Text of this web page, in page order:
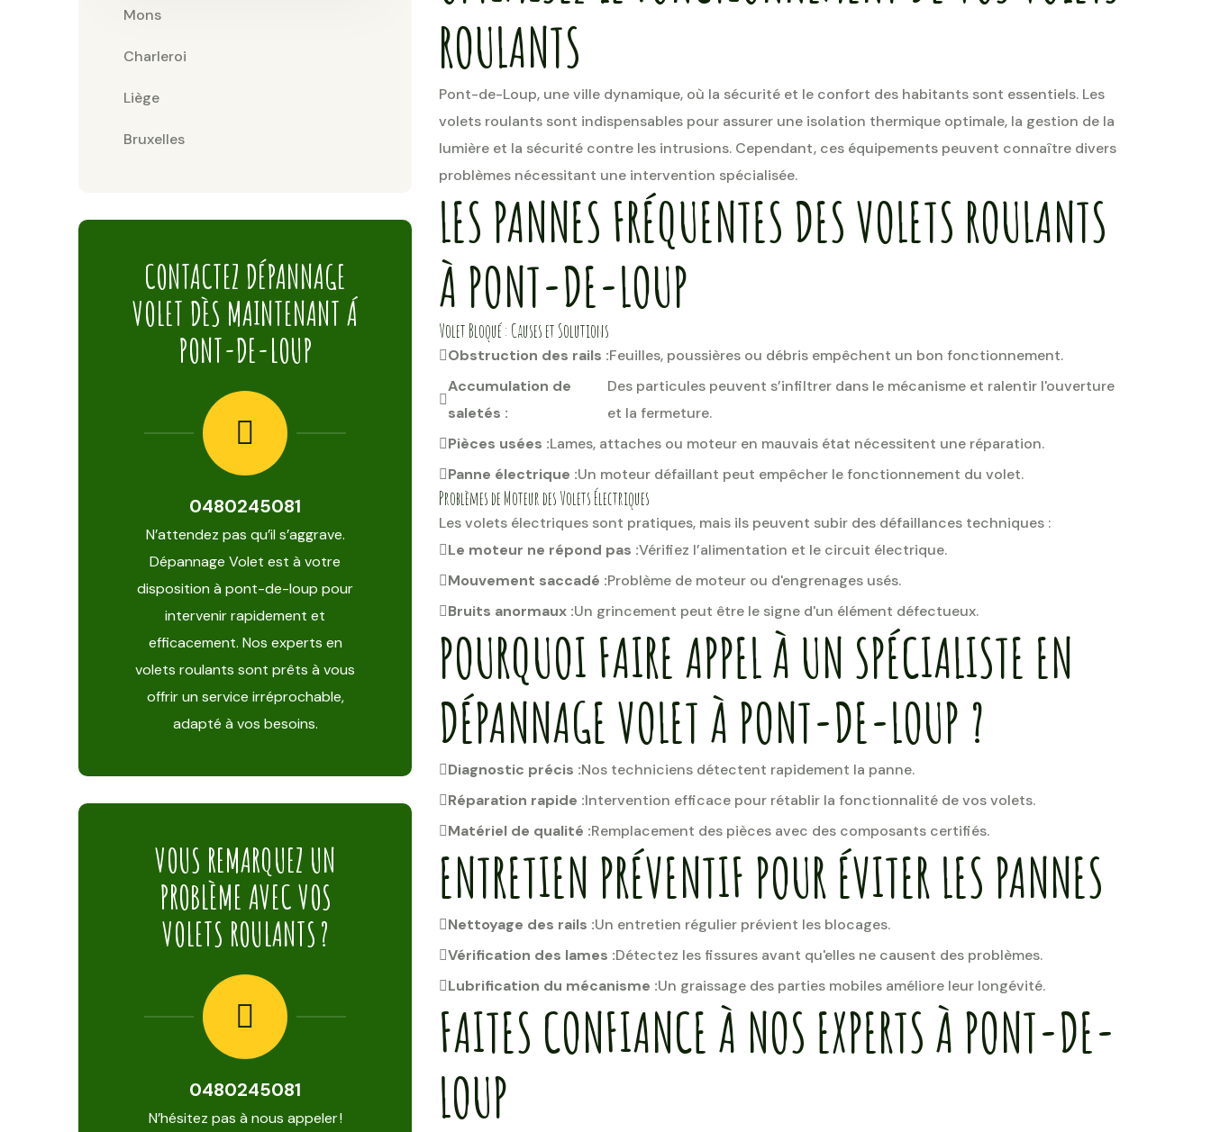
Mons
Charleroi
Liège
Bruxelles
CONTACTEZ DÉPANNAGE
VOLET DÈS MAINTENANT Á
PONT-DE-LOUP
0480245081
N’attendez pas qu’il s’aggrave.
Dépannage Volet est à votre
disposition à pont-de-loup pour
intervenir rapidement et
efficacement. Nos experts en
volets roulants sont prêts à vous
offrir un service irréprochable,
adapté à vos besoins.
VOUS REMARQUEZ UN
PROBLÈME AVEC VOS
VOLETS ROULANTS ?
0480245081
N’hésitez pas à nous appeler !
ROULANTS
Pont-de-Loup, une ville dynamique, où la sécurité et le confort des habitants sont essentiels. Les
volets roulants sont indispensables pour assurer une isolation thermique optimale, la gestion de la
lumière et la sécurité contre les intrusions. Cependant, ces équipements peuvent connaître divers
problèmes nécessitant une intervention spécialisée.
LES PANNES FRÉQUENTES DES VOLETS ROULANTS
À PONT-DE-LOUP
Volet Bloqué : Causes et Solutions
Obstruction des rails :Feuilles, poussières ou débris empêchent un bon fonctionnement.
Accumulation de
saletés :
Des particules peuvent s’infiltrer dans le mécanisme et ralentir l'ouverture
et la fermeture.
Pièces usées :Lames, attaches ou moteur en mauvais état nécessitent une réparation.
Panne électrique :Un moteur défaillant peut empêcher le fonctionnement du volet.
Problèmes de Moteur des Volets Électriques
Les volets électriques sont pratiques, mais ils peuvent subir des défaillances techniques :
Le moteur ne répond pas :Vérifiez l’alimentation et le circuit électrique.
Mouvement saccadé :Problème de moteur ou d'engrenages usés.
Bruits anormaux :Un grincement peut être le signe d'un élément défectueux.
POURQUOI FAIRE APPEL À UN SPÉCIALISTE EN
DÉPANNAGE VOLET À PONT-DE-LOUP ?
Diagnostic précis :Nos techniciens détectent rapidement la panne.
Réparation rapide :Intervention efficace pour rétablir la fonctionnalité de vos volets.
Matériel de qualité :Remplacement des pièces avec des composants certifiés.
ENTRETIEN PRÉVENTIF POUR ÉVITER LES PANNES
Nettoyage des rails :Un entretien régulier prévient les blocages.
Vérification des lames :Détectez les fissures avant qu'elles ne causent des problèmes.
Lubrification du mécanisme :Un graissage des parties mobiles améliore leur longévité.
FAITES CONFIANCE À NOS EXPERTS À PONT-DE-
LOUP